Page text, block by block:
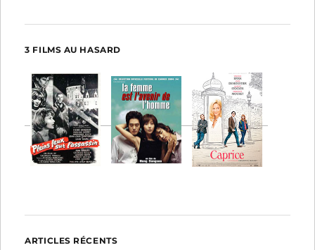
3 FILMS AU HASARD
ARTICLES RÉCENTS